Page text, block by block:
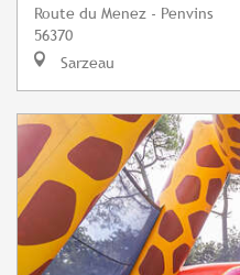
Route du Menez - Penvins
56370
Sarzeau